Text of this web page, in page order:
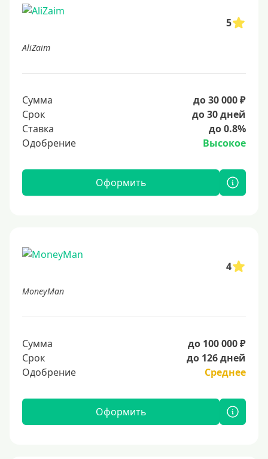
5
AliZaim
Сумма
до 30 000 ₽
Срок
до 30 дней
Ставка
до 0.8%
Одобрение
Высокое
Оформить
4
MoneyMan
Сумма
до 100 000 ₽
Срок
до 126 дней
Одобрение
Среднее
Оформить